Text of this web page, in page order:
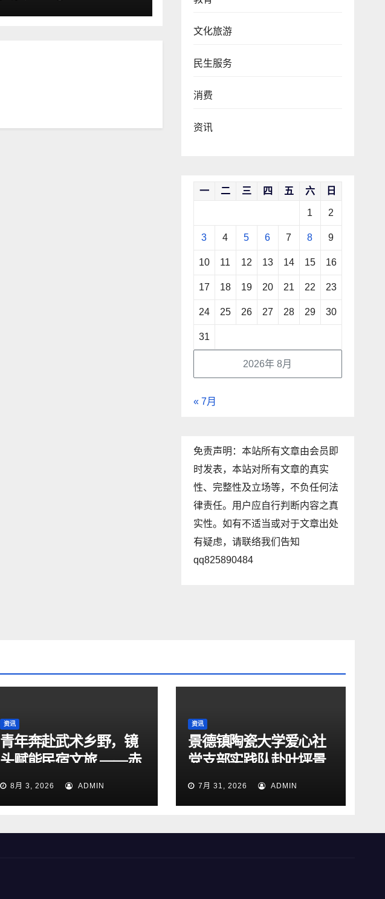
文化旅游
民生服务
消费
资讯
2026年 8月
一 二 三 四 五 六 日
1 2
3 4 5 6 7 8 9
10 11 12 13 14 15 16
17 18 19 20 21 22 23
24 25 26 27 28 29 30
31
« 7月
免责声明：本站所有文章由会员即
时发表，本站对所有文章的真实
性、完整性及立场等，不负任何法
律责任。用户应自行判断内容之真
实性。如有不适当或对于文章出处
有疑虑，请联络我们告知
qq825890484
资讯
青年奔赴武术乡野，镜
头赋能民宿文旅 ——赤
色“赣鄱”先锋实践队走
8月 3, 2026 ADMIN
资讯
景德镇陶瓷大学爱心社
党支部实践队赴叶坪景
区、华屋红军村开展红
7月 31, 2026 ADMIN